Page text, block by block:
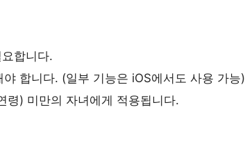
합니다.
합니다. (일부 기능은 iOS에서도 사용 가능)
령) 미만의 자녀에게 적용됩니다.